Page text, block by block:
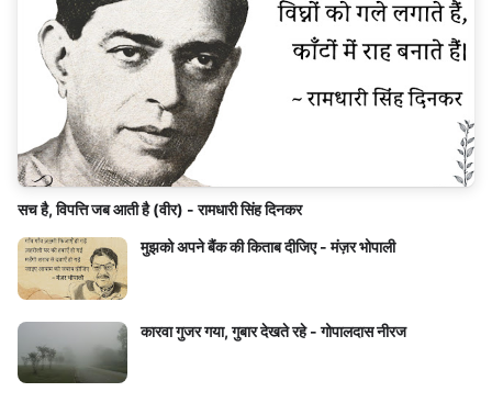
सच है, विपत्ति जब आती है (वीर) - रामधारी सिंह दिनकर
मुझको अपने बैंक की किताब दीजिए - मंज़र भोपाली
कारवा गुजर गया, गुबार देखते रहे - गोपालदास नीरज